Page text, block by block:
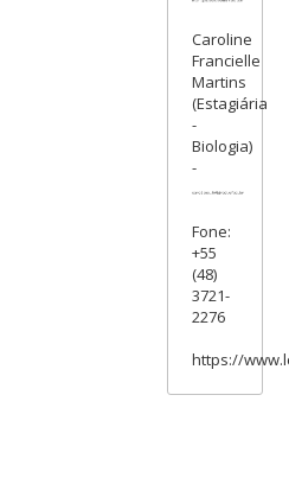
Caroline
Francielle
Martins
(Estagiária
-
Biologia)
-
Fone:
+55
(48)
3721-
2276
https://